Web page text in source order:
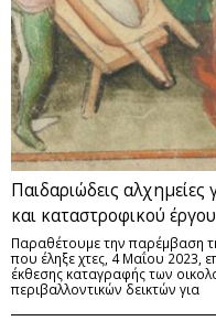
Παιδαριώδεις αλχημείες
και καταστροφικού
Παραθέτουμε την παρέμβαση
που έληξε χτες, 4 Μαΐου 2023,
έκθεσης καταγραφής των
περιβαλλοντικών δεικτών για